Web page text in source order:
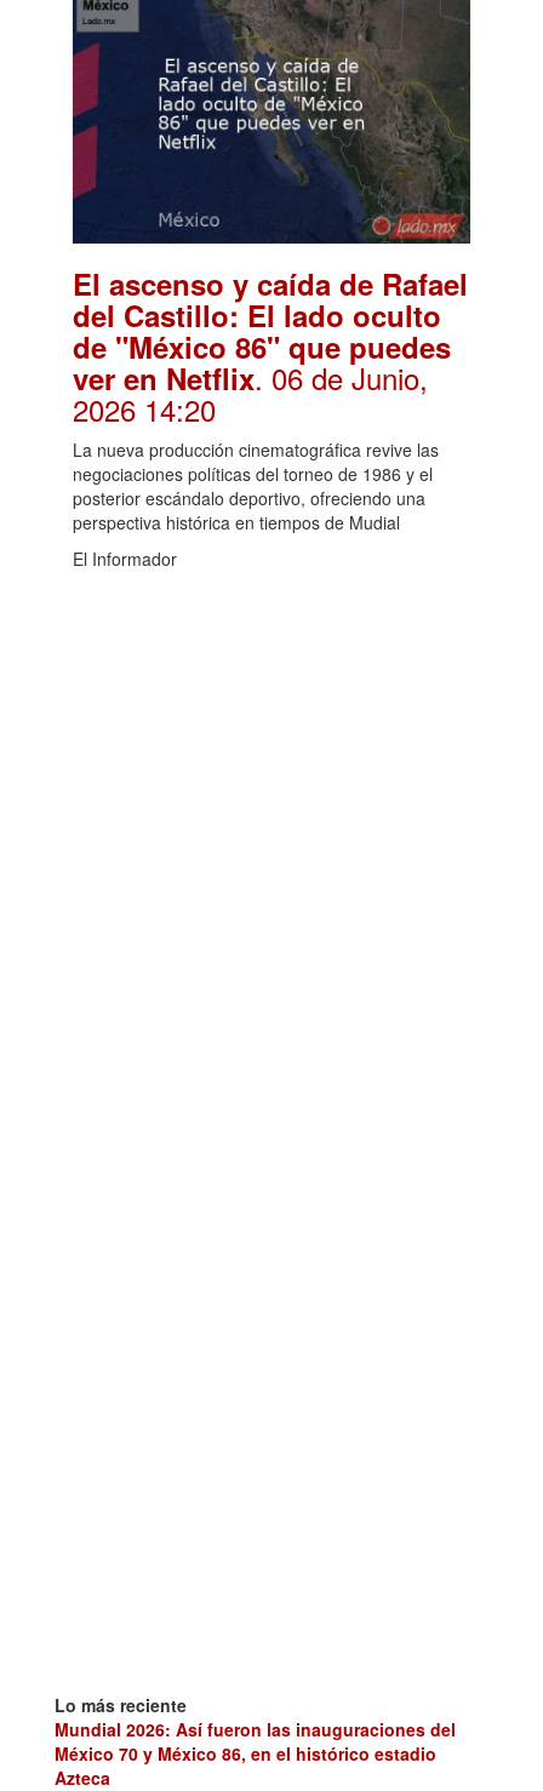
El ascenso y caída de Rafael
del Castillo: El lado oculto
de "México 86" que puedes
ver en Netflix. 06 de Junio,
2026 14:20
La nueva producción cinematográfica revive las
negociaciones políticas del torneo de 1986 y el
posterior escándalo deportivo, ofreciendo una
perspectiva histórica en tiempos de Mudial
El Informador
Lo más reciente
Mundial 2026: Así fueron las inauguraciones del
México 70 y México 86, en el histórico estadio
Azteca